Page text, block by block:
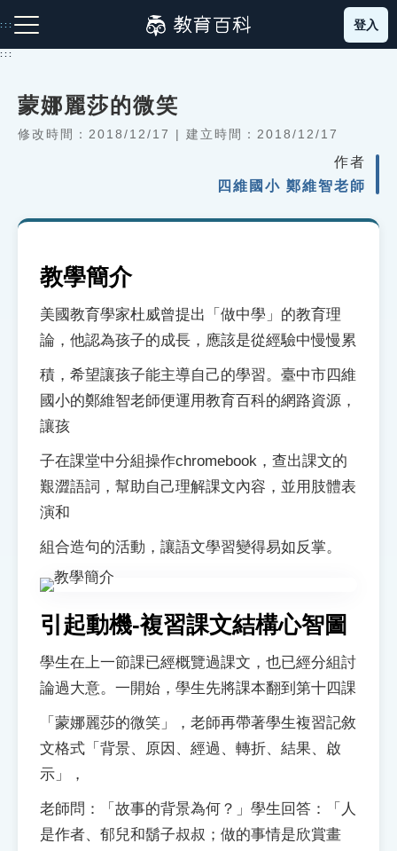
到
主
:::
注音索引圖示 筆畫索引圖示
網站導覽
生字詞彙表
成語故事
索引選單
單字索引
生命大百科索引
教學應用
貓頭鷹博士
登入
:::
蒙娜麗莎的微笑
修改時間：2018/12/17 | 建立時間：2018/12/17
作者
四維國小 鄭維智老師
教學簡介
美國教育學家杜威曾提出「做中學」的教育理
論，他認為孩子的成長，應該是從經驗中慢慢累
積，希望讓孩子能主導自己的學習。臺中市四維
國小的鄭維智老師便運用教育百科的網路資源，
讓孩
子在課堂中分組操作chromebook，查出課文的
艱澀語詞，幫助自己理解課文內容，並用肢體表
演和
組合造句的活動，讓語文學習變得易如反掌。
引起動機-複習課文結構心智圖
學生在上一節課已經概覽過課文，也已經分組討
論過大意。一開始，學生先將課本翻到第十四課
「蒙娜麗莎的微笑」，老師再帶著學生複習記敘
文格式「背景、原因、經過、轉折、結果、啟
示」，
老師問：「故事的背景為何？」學生回答：「人
是作者、郁兒和鬍子叔叔；做的事情是欣賞畫